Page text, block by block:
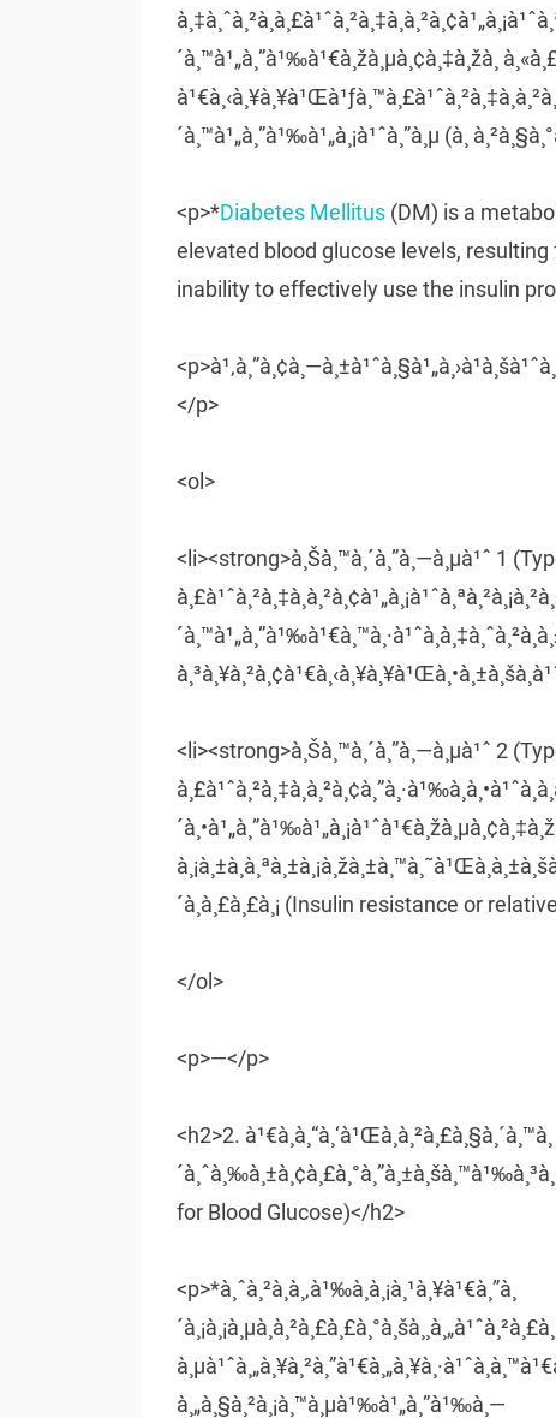
´à¸™à¹„à¸”à¹‰à¹€à¸žà¸µà¸¢à¸‡à¸žà¸­
´à¸™à¹„à¸”à¹‰à¹„à¸¡à¹ˆà¸”à¸µ (à¸
<p>*Diabetes Mellitus (DM) is a
elevated blood glucose levels,
inability to effectively use the insulin
</p>
<ol>
<li><strong>à¸Šà¸™à¸´à¸”à¸—à¸µà¹ˆ 1
<li><strong>à¸Šà¸™à¸´à¸”à¸—à¸µà¹ˆ 2
´à¸à¸£à¸£à¸¡ (Insulin resistance or
</ol>
<p>—</p>
<h2>2. à¹€à¸à¸“à¸‘à¹Œà¸à¸²à¸£à¸§à¸´à¸™à¸
for Blood Glucose)</h2>
<p>*à¸ˆà¸²à¸à¸‚à¹‰à¸­à¸¡à¸¹à¸¥à¹€à¸”à¸
à¸„à¸§à¸²à¸¡à¸™à¸µà¹‰à¹„à¸”à¹‰à¸—